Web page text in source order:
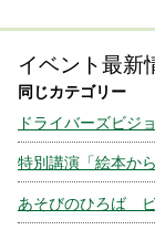
イベント最新
ドライバーズビジ
特別講演「絵本か
あそびのひろば